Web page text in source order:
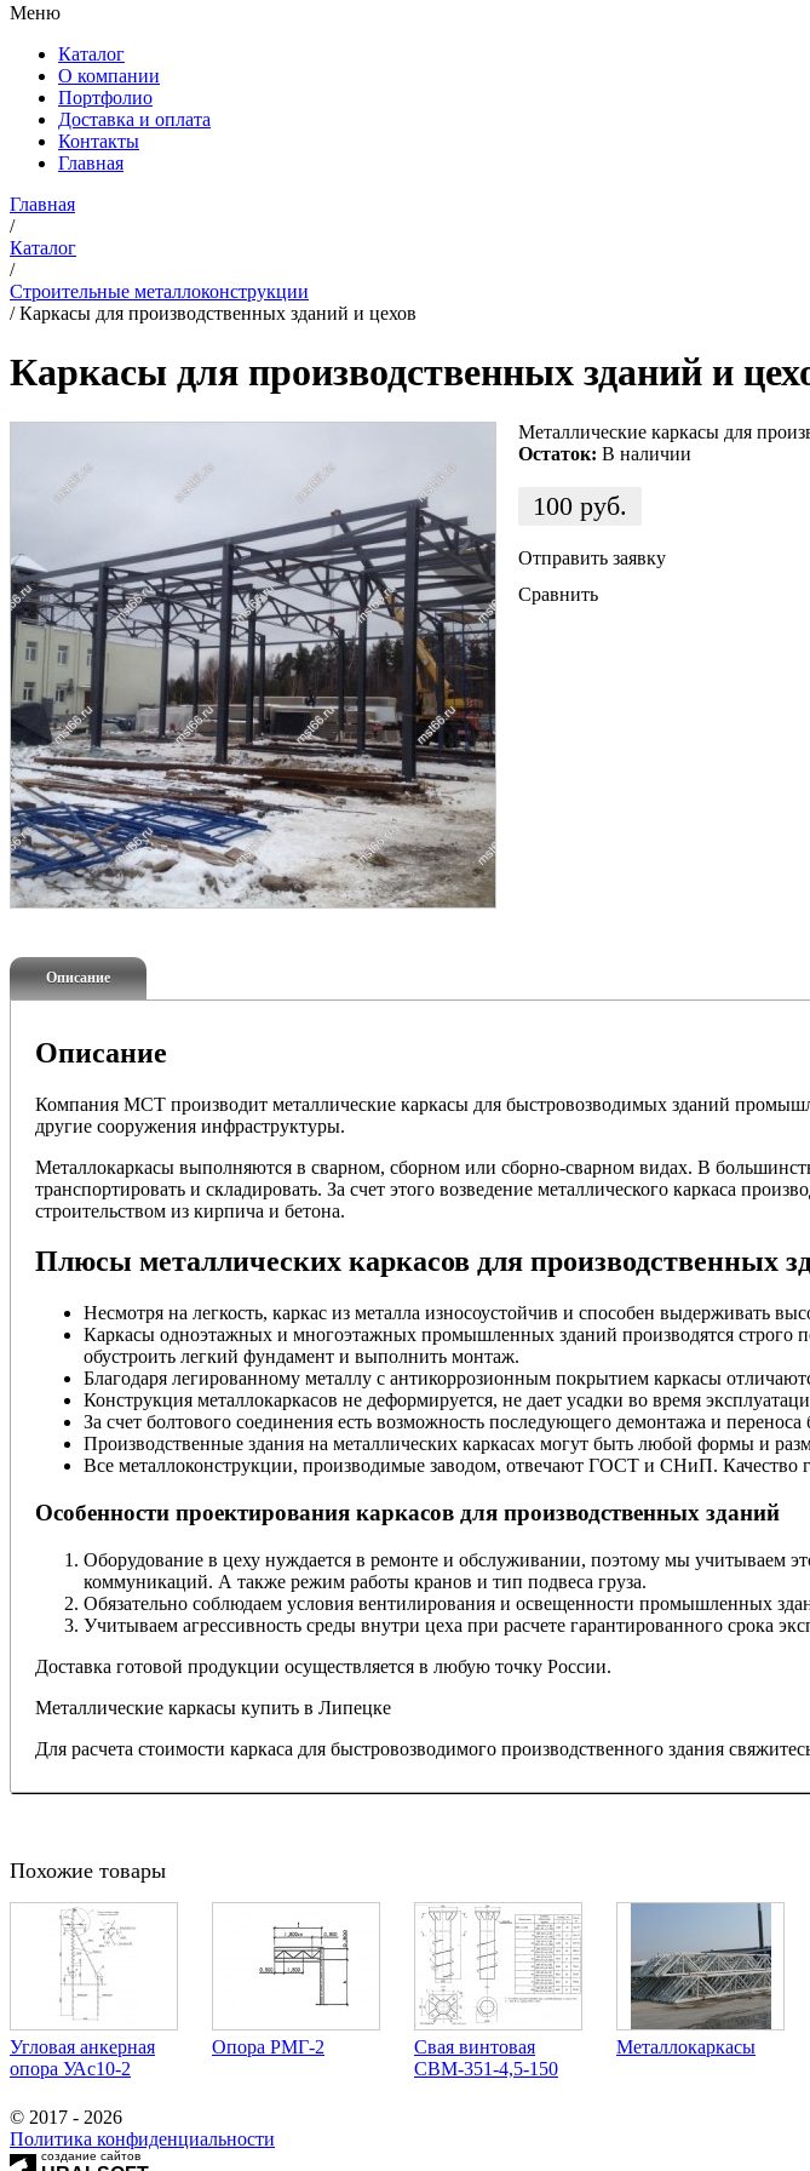
Меню
Каталог
О компании
Портфолио
Доставка и оплата
Контакты
Главная
Главная
/
Каталог
/
Строительные металлоконструкции
/Каркасы для производственных зданий и цехов
Каркасы для производственных зданий и
Металлические каркасы для
Остаток: В наличии
100 руб.
Отправить заявку
Сравнить
Описание
Описание
Компания МСТ производит металлические каркасы для быстровозводимых зданий
другие сооружения инфраструктуры.
Металлокаркасы выполняются в сварном, сборном или сборно-сварном видах. В
транспортировать и складировать. За счет этого возведение металлического каркаса
строительством из кирпича и бетона.
Плюсы металлических каркасов для производственных
Несмотря на легкость, каркас из металла износоустойчив и способен выдерживать
Каркасы одноэтажных и многоэтажных промышленных зданий производятся строго
обустроить легкий фундамент и выполнить монтаж.
Благодаря легированному металлу с антикоррозионным покрытием каркасы
Конструкция металлокаркасов не деформируется, не дает усадки во время
За счет болтового соединения есть возможность последующего демонтажа и
Производственные здания на металлических каркасах могут быть любой формы и
Все металлоконструкции, производимые заводом, отвечают ГОСТ и СНиП. Качество
Особенности проектирования каркасов для производственных зданий
Оборудование в цеху нуждается в ремонте и обслуживании, поэтому мы учитываем
коммуникаций. А также режим работы кранов и тип подвеса груза.
Обязательно соблюдаем условия вентилирования и освещенности промышленных
Учитываем агрессивность среды внутри цеха при расчете гарантированного срока
Доставка готовой продукции осуществляется в любую точку России.
Металлические каркасы купить в Липецке
Для расчета стоимости каркаса для быстровозводимого производственного здания
Похожие товары
Угловая анкерная
опора УАс10-2
Опора РМГ-2
Свая винтовая
СВМ-351-4,5-150
Металлокаркасы
© 2017 - 2026
Политика конфиденциальности
создание сайтов